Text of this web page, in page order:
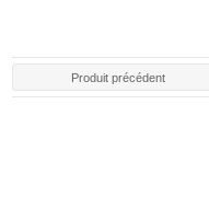
Produit précédent